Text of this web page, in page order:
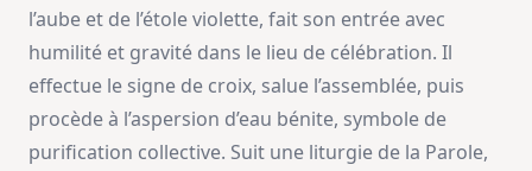
l’aube et de l’étole violette, fait son entrée avec
humilité et gravité dans le lieu de célébration. Il
effectue le signe de croix, salue l’assemblée, puis
procède à l’aspersion d’eau bénite, symbole de
purification collective. Suit une liturgie de la Parole,